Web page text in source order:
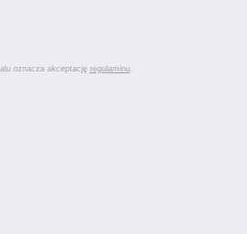
oznacza akceptację regulaminu.